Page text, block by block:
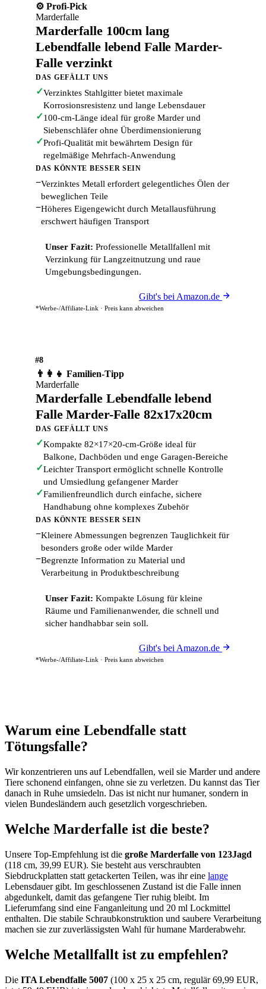
⚙️ Profi-Pick
Marderfalle
Marderfalle 100cm lang
Lebendfalle lebend Falle Marder-
Falle verzinkt
DAS GEFÄLLT UNS
✓Verzinktes Stahlgitter bietet maximale
Korrosionsresistenz und lange Lebensdauer
✓100-cm-Länge ideal für große Marder und
Siebenschläfer ohne Überdimensionierung
✓Profi-Qualität mit bewährtem Design für
regelmäßige Mehrfach-Anwendung
DAS KÖNNTE BESSER SEIN
−Verzinktes Metall erfordert gelegentliches Ölen der
beweglichen Teile
−Höheres Eigengewicht durch Metallausführung
erschwert häufigen Transport
Unser Fazit: Professionelle Metallfallenl mit
Verzinkung für Langzeitnutzung und raue
Umgebungsbedingungen.
Gibt's bei Amazon.de
*Werbe-/Affiliate-Link · Preis kann abweichen
#8
👨‍👩‍👧 Familien-Tipp
Marderfalle
Marderfalle Lebendfalle lebend
Falle Marder-Falle 82x17x20cm
DAS GEFÄLLT UNS
✓Kompakte 82×17×20-cm-Größe ideal für
Balkone, Dachböden und enge Garagen-Bereiche
✓Leichter Transport ermöglicht schnelle Kontrolle
und Umsiedlung gefangener Marder
✓Familienfreundlich durch einfache, sichere
Handhabung ohne komplexes Zubehör
DAS KÖNNTE BESSER SEIN
−Kleinere Abmessungen begrenzen Tauglichkeit für
besonders große oder wilde Marder
−Begrenzte Information zu Material und
Verarbeitung in Produktbeschreibung
Unser Fazit: Kompakte Lösung für kleine
Räume und Familienanwender, die schnell und
sicher handhabbar sein soll.
Gibt's bei Amazon.de
*Werbe-/Affiliate-Link · Preis kann abweichen
Warum eine Lebendfalle statt
Tötungsfalle?
Wir konzentrieren uns auf Lebendfallen, weil sie Marder und andere
Tiere schonend einfangen, ohne sie zu verletzen. Du kannst das Tier
danach in Ruhe umsiedeln. Das ist nicht nur humaner, sondern in
vielen Bundesländern auch gesetzlich vorgeschrieben.
Welche Marderfalle ist die beste?
Unsere Top-Empfehlung ist die große Marderfalle von 123Jagd
(118 cm, 39,99 EUR). Sie besteht aus verschraubten
Siebdruckplatten statt getackerten Teilen, was ihr eine lange
Lebensdauer gibt. Im geschlossenen Zustand ist die Falle innen
abgedunkelt, damit das gefangene Tier ruhig bleibt. Im
Lieferumfang sind eine Fanganleitung und 20 ml Lockmittel
enthalten. Die stabile Schraubkonstruktion und saubere Verarbeitung
machen sie zur zuverlässigsten Wahl für humane Marderabwehr.
Welche Metallfallt ist zu empfehlen?
Die ITA Lebendfalle 5007 (100 x 25 x 25 cm, regulär 69,99 EUR,